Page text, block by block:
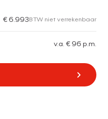
€ 6.993BTW niet verrekenbaar
v.a. € 96 p.m.